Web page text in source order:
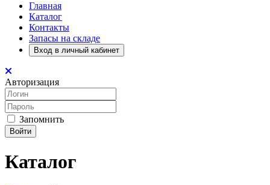
Главная
Каталог
Контакты
Запасы на складе
Вход в личный кабинет
Авторизация
Запомнить
Войти
Каталог